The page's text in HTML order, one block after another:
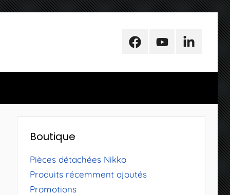
FacebookYoutubeLinkedIn
Boutique
Pièces détachées Nikko
Produits récemment ajoutés
Promotions